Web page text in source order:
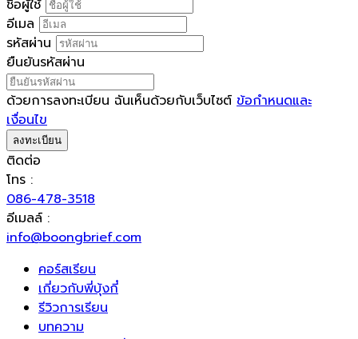
ชื่อผู้ใช้
อีเมล
รหัสผ่าน
ยืนยันรหัสผ่าน
ด้วยการลงทะเบียน ฉันเห็นด้วยกับเว็บไซต์ ข้อกำหนดและ
เงื่อนไข
ลงทะเบียน
ติดต่อ
โทร :
086-478-3518
อีเมลล์ :
info@boongbrief.com
คอร์สเรียน
เกี่ยวกับพี่บุ้งกี๋
รีวิวการเรียน
บทความ